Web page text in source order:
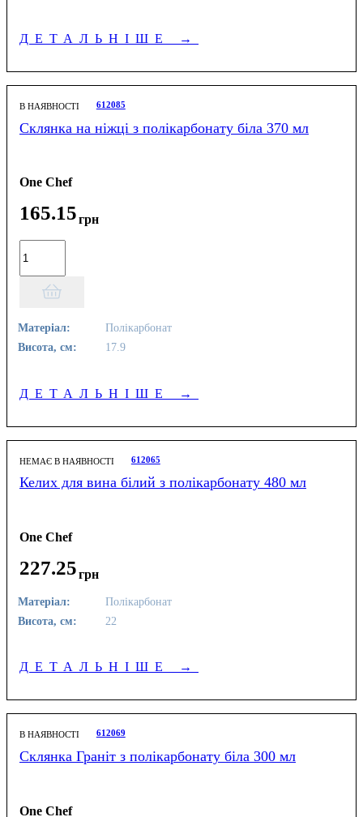
ДЕТАЛЬНІШЕ →
В НАЯВНОСТІ 612085
Склянка на ніжці з полікарбонату біла 370 мл
One Chef
165.15грн
Матеріал:
Полікарбонат
Висота, см:
17.9
ДЕТАЛЬНІШЕ →
НЕМАЄ В НАЯВНОСТІ 612065
Келих для вина білий з полікарбонату 480 мл
One Chef
227.25грн
Матеріал:
Полікарбонат
Висота, см:
22
ДЕТАЛЬНІШЕ →
В НАЯВНОСТІ 612069
Склянка Граніт з полікарбонату біла 300 мл
One Chef